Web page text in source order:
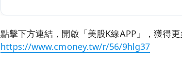
點擊下方連結，開啟「美股K線APP」，獲得更
https://www.cmoney.tw/r/56/9hlg37